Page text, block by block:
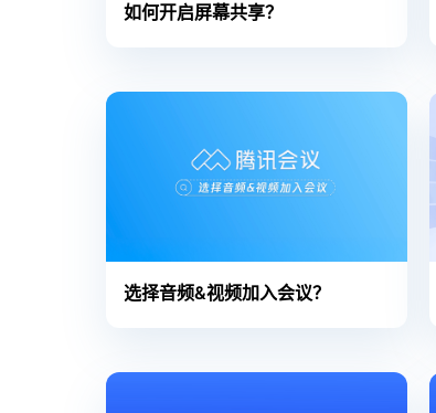
如何开启屏幕共享？
选择音频&视频加入会议？